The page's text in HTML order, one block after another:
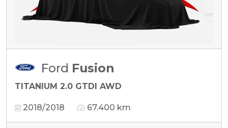
Ford Fusion
TITANIUM 2.0 GTDI AWD
2018/2018 67.400 km